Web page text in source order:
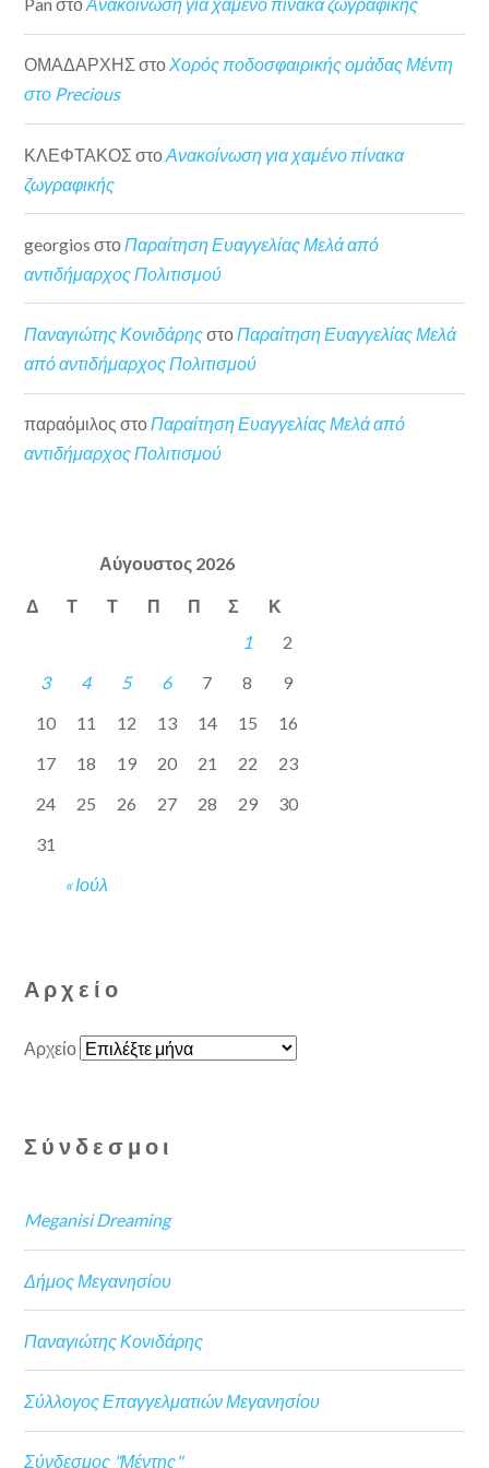
ΟΜΑΔΑΡΧΗΣ στοΧορός ποδοσφαιρικής ομάδας Μέντη
στο Precious
ΚΛΕΦΤΑΚΟΣ στοΑνακοίνωση για χαμένο πίνακα
ζωγραφικής
georgios στο Παραίτηση Ευαγγελίας Μελά από
αντιδήμαρχος Πολιτισμού
Παναγιώτης ΚονιδάρηςστοΠαραίτηση Ευαγγελίας Μελά
από αντιδήμαρχος Πολιτισμού
παραόμιλος στοΠαραίτηση Ευαγγελίας Μελά από
αντιδήμαρχος Πολιτισμού
Αύγουστος 2026
Δ Τ Τ Π Π Σ Κ
« Ιούλ
1
2
3
4 5 6 7 8
9
10
11 12 13 14 15
16
17
18 19 20 21 22
23
24
25 26 27 28 29
30
31
Αρχείο
Αρχείο
Σύνδεσμοι
Meganisi Dreaming
Δήμος Μεγανησίου
Παναγιώτης Κονιδάρης
Σύλλογος Επαγγελματιών Μεγανησίου
Σύνδεσμος "Μέντης"